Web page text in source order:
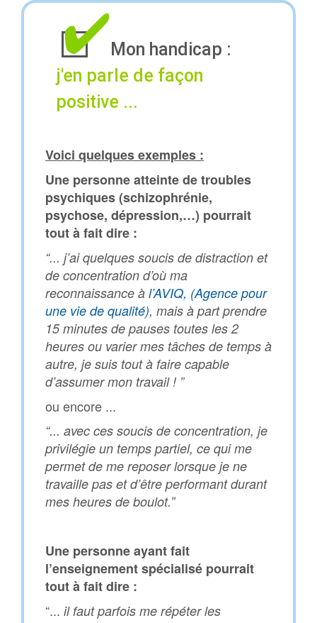
Mon handicap :
j'en parle de façon
positive ...
Voici quelques exemples :
Une personne atteinte de troubles
psychiques (schizophrénie,
psychose, dépression,…) pourrait
tout à fait dire :
“... j’ai quelques soucis de distraction et
de concentration d’où ma
reconnaissance à l’AVIQ, (Agence pour
une vie de qualité), mais à part prendre
15 minutes de pauses toutes les 2
heures ou varier mes tâches de temps à
autre, je suis tout à faire capable
d’assumer mon travail ! ”
ou encore ...
“... avec ces soucis de concentration, je
privilégie un temps partiel, ce qui me
permet de me reposer lorsque je ne
travaille pas et d’être performant durant
mes heures de boulot.”
Une personne ayant fait
l’enseignement spécialisé pourrait
tout à fait dire :
“... il faut parfois me répéter les